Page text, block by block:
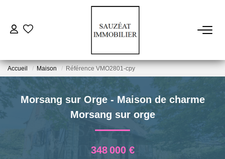
LOUER
ESTIMER
Accueil Maison Référence VMO2801-cpy
Morsang sur Orge - Maison de charme
Morsang sur orge
348 000 €